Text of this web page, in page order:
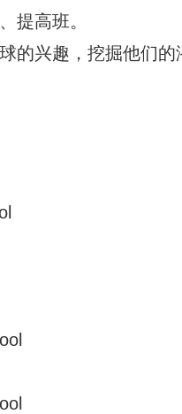
提高班。
的兴趣，挖掘他们